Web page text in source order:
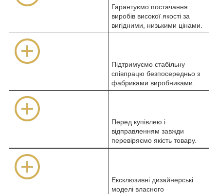
Гарантуємо постачання
виробів високої якості за
вигідними, низькими цінами.
Підтримуємо стабільну
співпрацю безпосередньо з
фабриками виробниками.
Перед купівлею і
відправленням завжди
перевіряємо якість товару.
Ексклюзивні дизайнерські
моделі власного